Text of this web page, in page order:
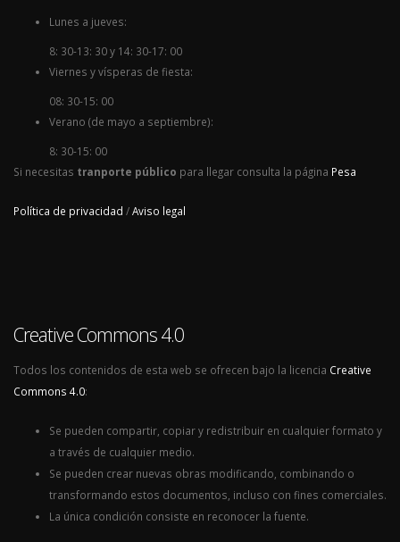
Lunes a jueves:
8: 30-13: 30 y 14: 30-17: 00
Viernes y vísperas de fiesta:
08: 30-15: 00
Verano (de mayo a septiembre):
8: 30-15: 00
Si necesitas tranporte público para llegar consulta la página Pesa
Política de privacidad /Aviso legal
Creative Commons 4.0
Todos los contenidos de esta web se ofrecen bajo la licencia Creative
Commons 4.0:
Se pueden compartir, copiar y redistribuir en cualquier formato y
a través de cualquier medio.
Se pueden crear nuevas obras modificando, combinando o
transformando estos documentos, incluso con fines comerciales.
La única condición consiste en reconocer la fuente.